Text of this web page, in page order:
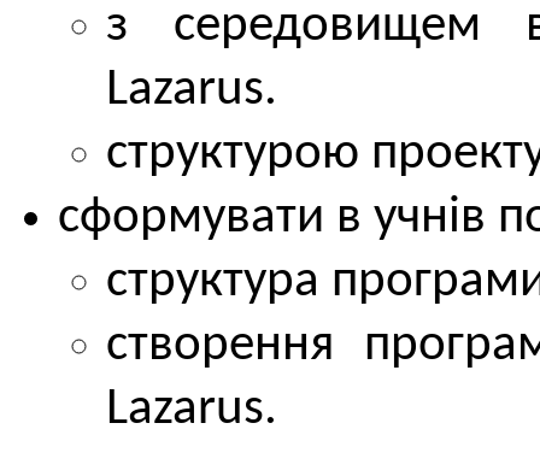
з середовищем
Lazarus.
структурою
сформувати в учнів
структура
cтворення
Lazarus.